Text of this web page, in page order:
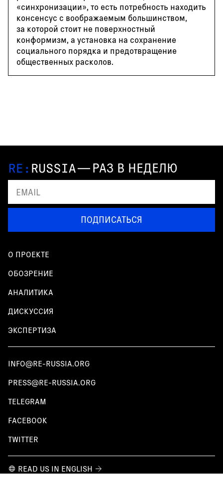
«синхронизации», то есть потребность находить
консенсус с воображаемым большинством,
за которой стоит не поверхностный
конформизм, а установка на сохранение
социального порядка и предотвращение
общественных расколов.
— РАЗ В НЕДЕЛЮ
ПОДПИСАТЬСЯ
О ПРОЕКТЕ
ОБОЗРЕНИЕ
АНАЛИТИКА
ДИСКУССИЯ
ЭКСПЕРТИЗА
INFO@RE-RUSSIA.ORG
PRESS@RE-RUSSIA.ORG
TELEGRAM
FACEBOOK
TWITTER
READ US IN ENGLISH